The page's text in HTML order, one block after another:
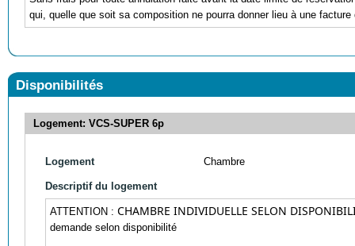
qui, quelle que soit sa composition ne pourra donner lieu à une
Disponibilités
Logement: VCS-SUPER 6p
Logement Chambre
Descriptif du logement
ATTENTION : CHAMBRE INDIVIDUELLE SELON
demande selon disponibilité